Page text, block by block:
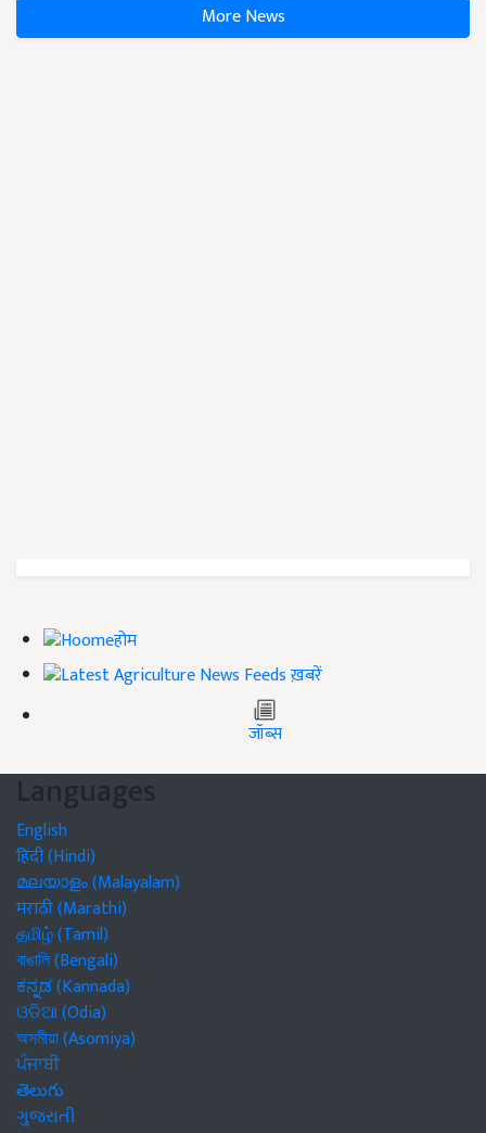
More News
होम
ख़बरें
जॉब्स
Languages
English
हिंदी (Hindi)
മലയാളം (Malayalam)
मराठी (Marathi)
தமிழ் (Tamil)
বাঙালি (Bengali)
ಕನ್ನಡ (Kannada)
ଓଡିଆ (Odia)
অসমীয়া (Asomiya)
ਪੰਜਾਬੀ
తెలుగు
ગુજરાતી